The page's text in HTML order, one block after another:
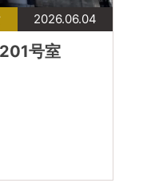
2026.06.04
号室